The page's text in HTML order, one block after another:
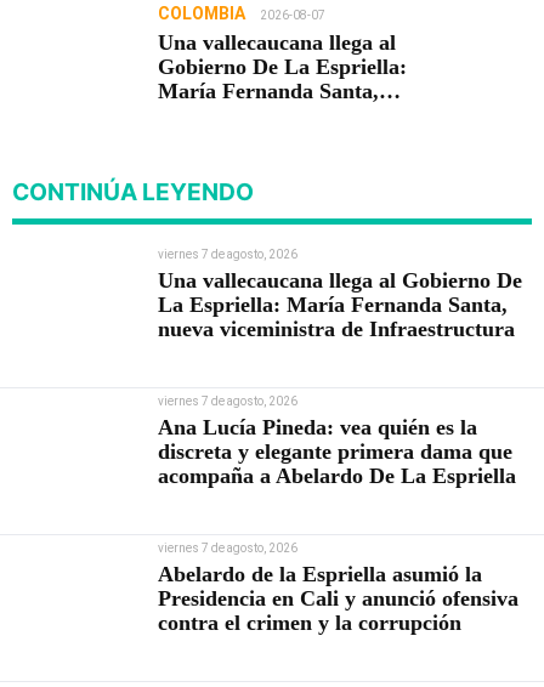
COLOMBIA 2026-08-07
Una vallecaucana llega al
Gobierno De La Espriella:
María Fernanda Santa,
CONTINÚA LEYENDO
viernes 7 de agosto, 2026
Una vallecaucana llega al Gobierno De
La Espriella: María Fernanda Santa,
nueva viceministra de Infraestructura
viernes 7 de agosto, 2026
Ana Lucía Pineda: vea quién es la
discreta y elegante primera dama que
acompaña a Abelardo De La Espriella
viernes 7 de agosto, 2026
Abelardo de la Espriella asumió la
Presidencia en Cali y anunció ofensiva
contra el crimen y la corrupción